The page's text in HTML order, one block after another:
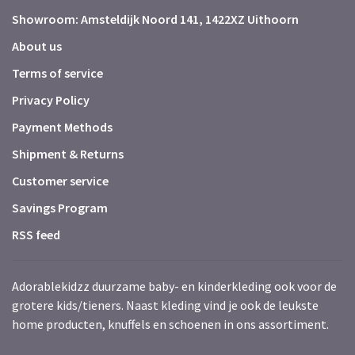
Showroom: Amsteldijk Noord 141, 1422XZ Uithoorn
About us
Terms of service
Privacy Policy
Payment Methods
Shipment & Returns
Customer service
Savings Program
RSS feed
Adorablekidzz duurzame baby- en kinderkleding ook voor de
grotere kids/tieners. Naast kleding vind je ook de leukste
home producten, knuffels en schoenen in ons assortiment.